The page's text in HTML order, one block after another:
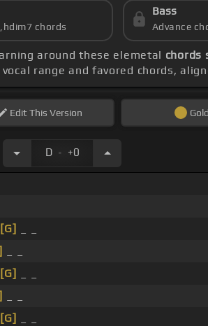
chords
Bass
Advance
around these elemetal chords
range and favored chords,
EditThis Version Gold
D . +0
[G]
[G]
[G]